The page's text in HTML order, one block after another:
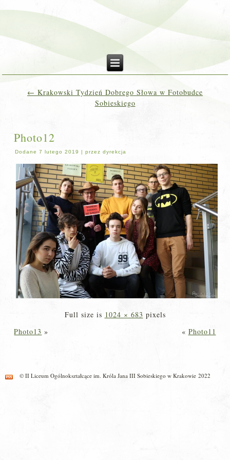
← Krakowski Tydzień Dobrego Słowa w Fotobudce
Sobieskiego
Photo12
Dodane 7 lutego 2019 |przez dyrekcja
Full size is 1024 × 683 pixels
Photo13 » « Photo11
© II Liceum Ogólnokształcące im. Króla Jana III Sobieskiego w Krakowie 2022